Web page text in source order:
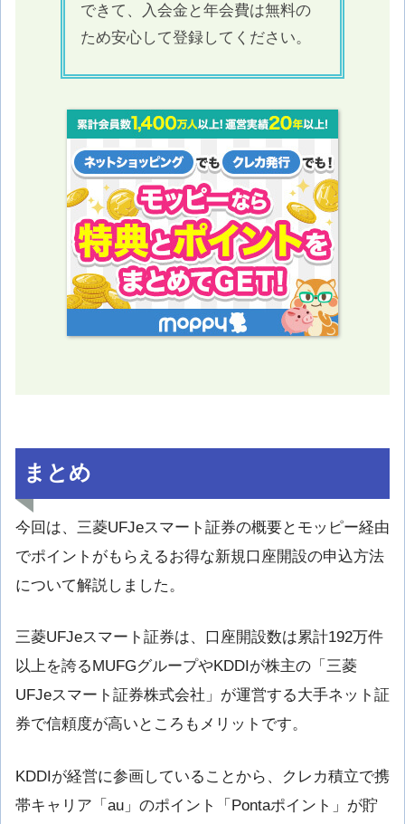
できて、入会金と年会費は無料の
ため安心して登録してください。
まとめ
今回は、三菱UFJeスマート証券の概要とモッピー経由
でポイントがもらえるお得な新規口座開設の申込方法
について解説しました。
三菱UFJeスマート証券は、口座開設数は累計192万件
以上を誇るMUFGグループやKDDIが株主の「三菱
UFJeスマート証券株式会社」が運営する大手ネット証
券で信頼度が高いところもメリットです。
KDDIが経営に参画していることから、クレカ積立で携
帯キャリア「au」のポイント「Pontaポイント」が貯